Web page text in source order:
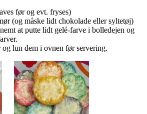
før og evt. fryses)
(og måske lidt chokolade eller syltetøj)
at putte lidt gelé-farve i bolledejen og
lun dem i ovnen før servering.